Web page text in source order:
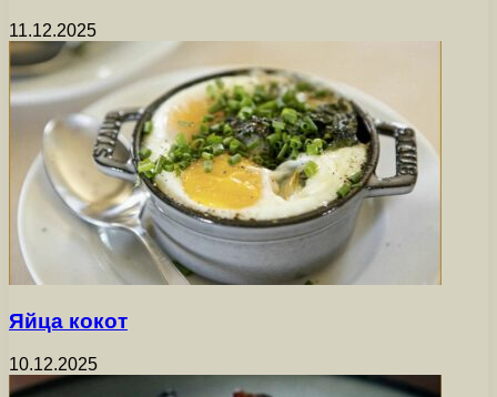
11.12.2025
Яйца кокот
10.12.2025